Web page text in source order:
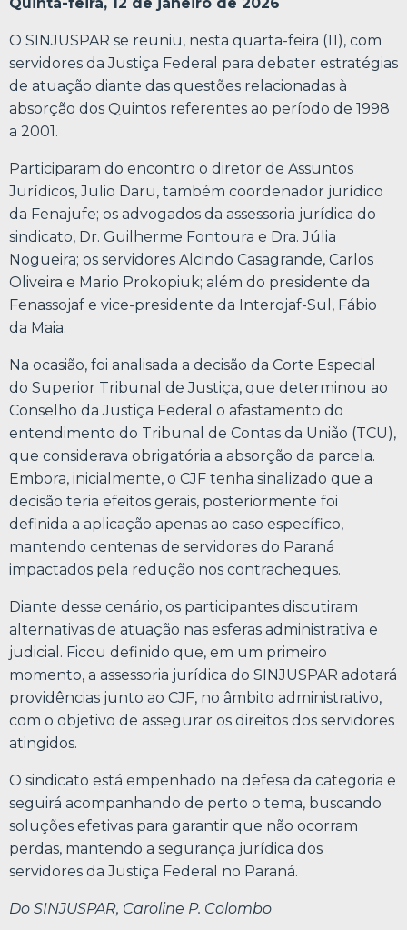
O SINJUSPAR se reuniu, nesta quarta-feira (11), com
servidores da Justiça Federal para debater estratégias
de atuação diante das questões relacionadas à
absorção dos Quintos referentes ao período de 1998
a 2001.
Participaram do encontro o diretor de Assuntos
Jurídicos, Julio Daru, também coordenador jurídico
da Fenajufe; os advogados da assessoria jurídica do
sindicato, Dr. Guilherme Fontoura e Dra. Júlia
Nogueira; os servidores Alcindo Casagrande, Carlos
Oliveira e Mario Prokopiuk; além do presidente da
Fenassojaf e vice-presidente da Interojaf-Sul, Fábio
da Maia.
Na ocasião, foi analisada a decisão da Corte Especial
do Superior Tribunal de Justiça, que determinou ao
Conselho da Justiça Federal o afastamento do
entendimento do Tribunal de Contas da União (TCU),
que considerava obrigatória a absorção da parcela.
Embora, inicialmente, o CJF tenha sinalizado que a
decisão teria efeitos gerais, posteriormente foi
definida a aplicação apenas ao caso específico,
mantendo centenas de servidores do Paraná
impactados pela redução nos contracheques.
Diante desse cenário, os participantes discutiram
alternativas de atuação nas esferas administrativa e
judicial. Ficou definido que, em um primeiro
momento, a assessoria jurídica do SINJUSPAR adotará
providências junto ao CJF, no âmbito administrativo,
com o objetivo de assegurar os direitos dos servidores
atingidos.
O sindicato está empenhado na defesa da categoria e
seguirá acompanhando de perto o tema, buscando
soluções efetivas para garantir que não ocorram
perdas, mantendo a segurança jurídica dos
servidores da Justiça Federal no Paraná.
Do SINJUSPAR, Caroline P. Colombo